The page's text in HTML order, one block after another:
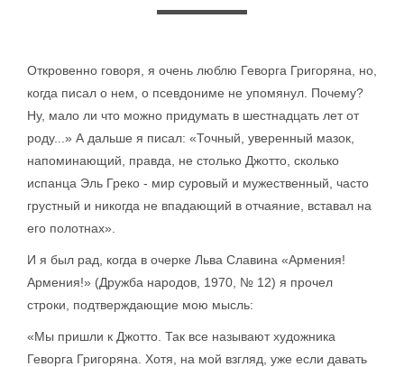
Откровенно говоря, я очень люблю Геворга Григоряна, но,
когда писал о нем, о псевдониме не упомянул. Почему?
Ну, мало ли что можно придумать в шестнадцать лет от
роду...» А дальше я писал: «Точный, уверенный мазок,
напоминающий, правда, не столько Джотто, сколько
испанца Эль Греко - мир суровый и мужественный, часто
грустный и никогда не впадающий в отчаяние, вставал на
его полотнах».
И я был рад, когда в очерке Льва Славина «Армения!
Армения!» (Дружба народов, 1970, № 12) я прочел
строки, подтверждающие мою мысль:
«Мы пришли к Джотто. Так все называют художника
Геворга Григоряна. Хотя, на мой взгляд, уже если давать